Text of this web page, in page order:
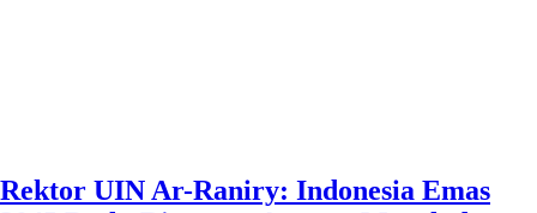
Rektor UIN Ar-Raniry: Indonesia Emas